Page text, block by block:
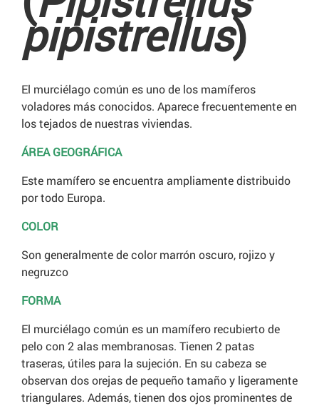
pipistrellus)
El murciélago común es uno de los mamíferos
voladores más conocidos. Aparece frecuentemente en
los tejados de nuestras viviendas.
ÁREA GEOGRÁFICA
Este mamífero se encuentra ampliamente distribuido
por todo Europa.
COLOR
Son generalmente de color marrón oscuro, rojizo y
negruzco
FORMA
El murciélago común es un mamífero recubierto de
pelo con 2 alas membranosas. Tienen 2 patas
traseras, útiles para la sujeción. En su cabeza se
observan dos orejas de pequeño tamaño y ligeramente
triangulares. Además, tienen dos ojos prominentes de